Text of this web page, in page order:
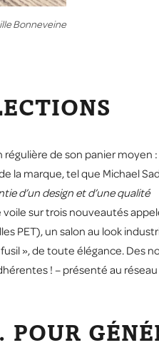
Bonneveine
de son panier moyen :
la marque, tel que Michael
d’un design et d’une qualité
sur trois nouveautés
PET), un salon au look
», de toute élégance. Des
! – présenté au réseau